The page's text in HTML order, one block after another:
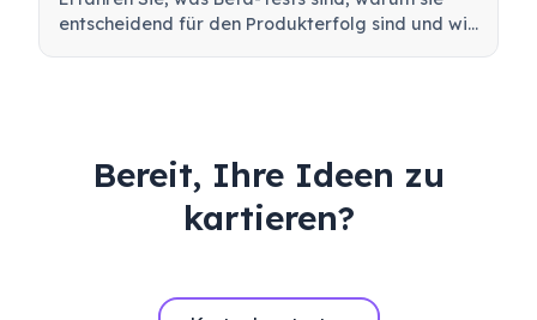
entscheidend für den Produkterfolg sind und wie
Bereit, Ihre Ideen zu
kartieren?